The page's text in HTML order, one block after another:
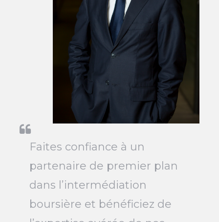
Faites confiance à un
partenaire de premier plan
dans l’intermédiation
boursière et bénéficiez de